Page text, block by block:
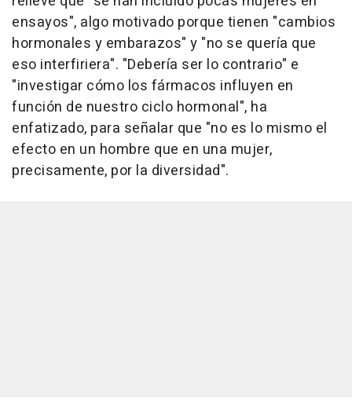
ensayos", algo motivado porque tienen "cambios
hormonales y embarazos" y "no se quería que
eso interfiriera". "Debería ser lo contrario" e
"investigar cómo los fármacos influyen en
función de nuestro ciclo hormonal", ha
enfatizado, para señalar que "no es lo mismo el
efecto en un hombre que en una mujer,
precisamente, por la diversidad".